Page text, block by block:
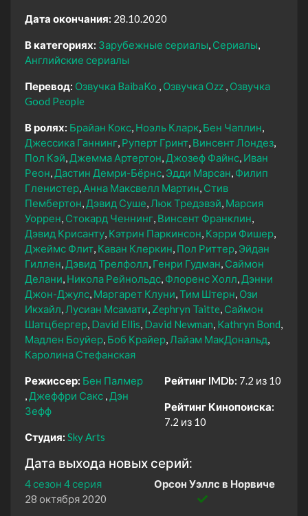
Дата окончания: 28.10.2020
В категориях: Зарубежные сериалы Сериалы
Английские сериалы
Перевод: Озвучка BaibaKo Озвучка Ozz Озвучка
Good People
В ролях: Брайан Кокс Ноэль Кларк Бен Чаплин
Джессика Ганнинг Руперт Гринт Винсент Лондез
Пол Кэй Джемма Артертон Джозеф Файнс Иван
Реон Дастин Демри-Бёрнс Эдди Марсан Филип
Гленистер Анна Максвелл Мартин Стив
Пембертон Дэвид Суше Люк Тредэвэй Марсия
Уоррен Стокард Ченнинг Винсент Франклин
Дэвид Крисанту Кэтрин Паркинсон Кэрри Фишер
Джеймс Флит Каван Клеркин Пол Риттер Эйдан
Гиллен Дэвид Трелфолл Генри Гудман Саймон
Делани Никола Рейнольдс Флоренс Холл Дэнни
Джон-Джулс Маргарет Клуни Тим Штерн Ози
Икхайл Лусиан Мсамати Zephryn Taitte Саймон
Шатцбергер David Ellis David Newman Kathryn Bond
Мадлен Боуйер Боб Крайер Лайам МакДональд
Каролина Стефанская
Режиссер: Бен Палмер
Джеффри Сакс Дэн
Зефф
Студия: Sky Arts
Рейтинг IMDb: 7.2 из 10
Рейтинг Кинопоиска:
7.2 из 10
Дата выхода новых серий:
4 сезон 4 серия
Орсон Уэллс в Норвиче
28 октября 2020